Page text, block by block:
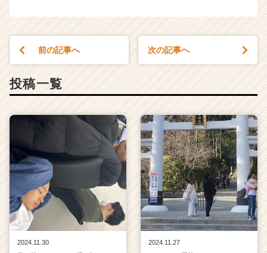
前の記事へ 次の記事へ
投稿一覧
2024.11.30
2024.11.27